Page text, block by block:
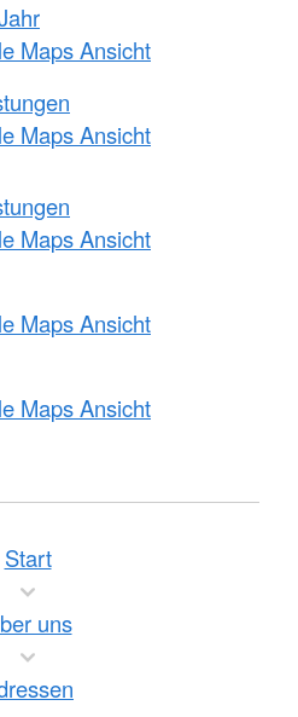
Maps Ansicht
Maps Ansicht
Maps Ansicht
Maps Ansicht
Maps Ansicht
Start
uns